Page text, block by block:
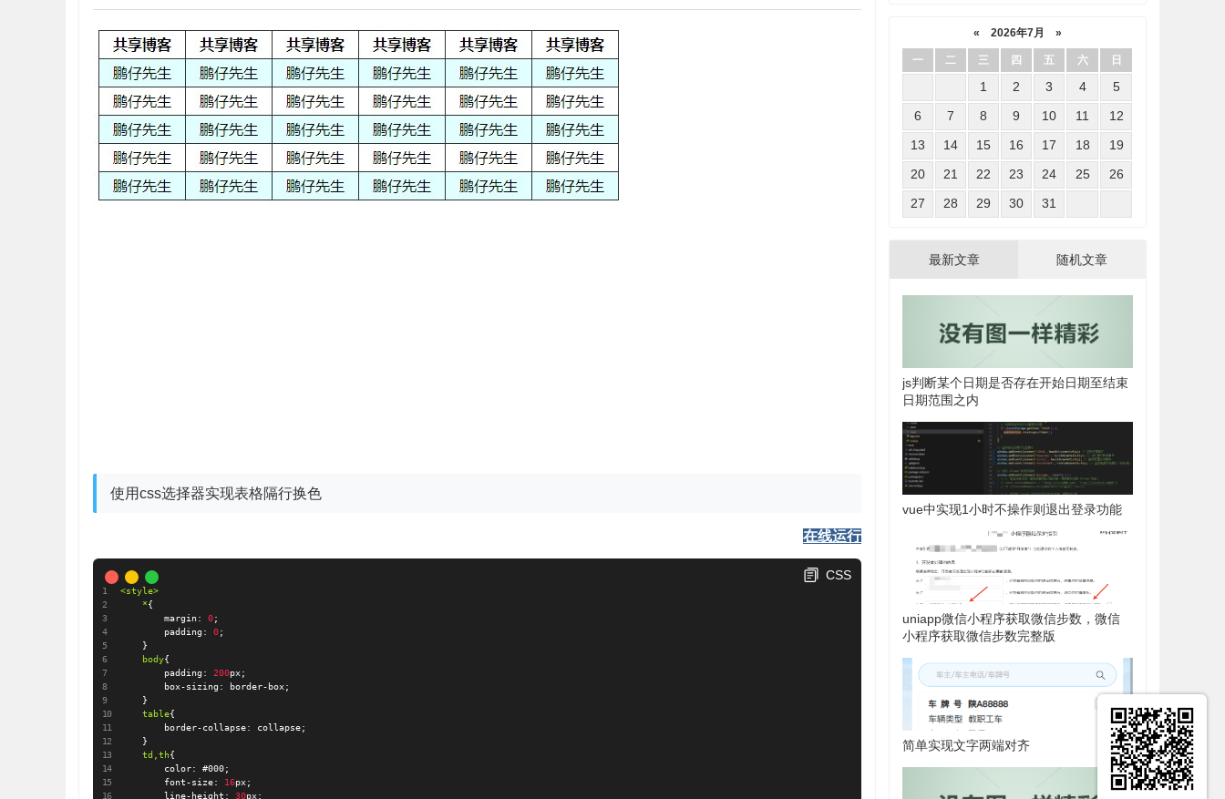
使用css选择器实现表格隔行换色
在线运行
CSS
<style>
	*
{
margin: 0;
padding : 0;
}
body{
padding : 200px;
box-sizing : border-box;
}
table{
border-collapse: collapse;
}
td,th{
color: #000;
font-size: 16px;
line-height : 30px;
« 2026年7月 »
一 二 三 四 五 六 日
1 2 3 4
5
6
7 8 9 10 11
12
13
14 15 16 17 18
19
20
21 22 23 24 25
26
27
28 29 30 31
最新文章 随机文章
js判断某个日期是否存在开始日期至结束
日期范围之内
vue中实现1小时不操作则退出登录功能
uniapp微信小程序获取微信步数，微信
小程序获取微信步数完整版
简单实现文字两端对齐